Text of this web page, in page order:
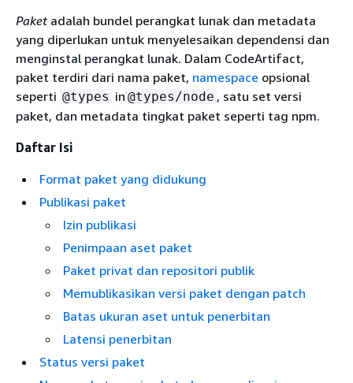
Paketadalah bundel perangkat lunak dan metadata
yang diperlukan untuk menyelesaikan dependensi dan
menginstal perangkat lunak. Dalam CodeArtifact,
paket terdiri dari nama paket, namespace opsional
seperti @types in @types/node , satu set versi
paket, dan metadata tingkat paket seperti tag npm.
Daftar Isi
Format paket yang didukung
Publikasi paket
Izin publikasi
Penimpaan aset paket
Paket privat dan repositori publik
Memublikasikan versi paket dengan patch
Batas ukuran aset untuk penerbitan
Latensi penerbitan
Status versi paket